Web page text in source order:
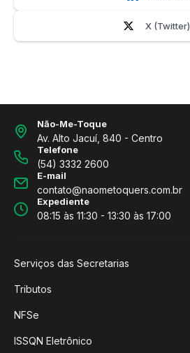
X (Twitter)
Não-Me-Toque
Av. Alto Jacuí, 840 - Centro
Telefone
(54) 3332 2600
E-mail
contato@naometoquers.com.br
Expediente
08:15 às 11:30 - 13:30 às 17:00
Serviços das Secretarias
Tributos
NFSe
ISSQN Eletrônico